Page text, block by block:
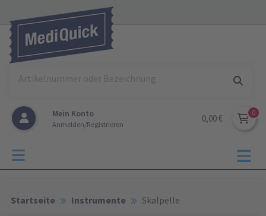
Mein Konto
Anmelden/Registrieren
0,00 €
Startseite Instrumente Skalpelle